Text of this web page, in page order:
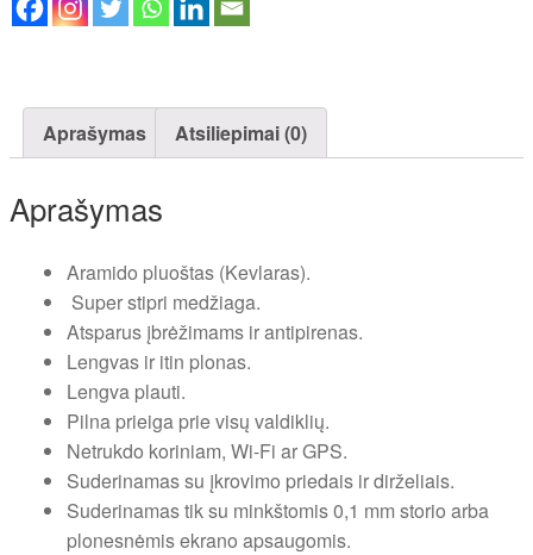
(49mm
Aprašymas Atsiliepimai (0)
Aprašymas
Aramido pluoštas (Kevlaras).
Super stipri medžiaga.
Atsparus įbrėžimams ir antipirenas.
Lengvas ir itin plonas.
Lengva plauti.
Pilna prieiga prie visų valdiklių.
Netrukdo koriniam, Wi-Fi ar GPS.
Suderinamas su įkrovimo priedais ir dirželiais.
Suderinamas tik su minkštomis 0,1 mm storio arba
plonesnėmis ekrano apsaugomis.